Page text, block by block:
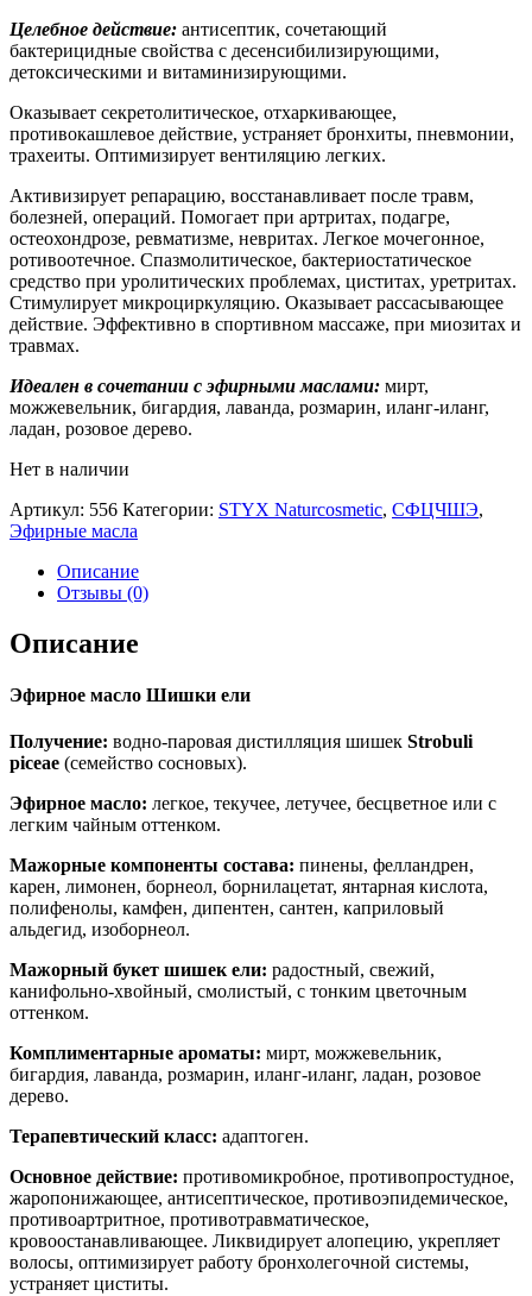
Целебное действие: антисептик, сочетающий
бактерицидные свойства с десенсибилизирующими,
детоксическими и витаминизирующими.
Оказывает секретолитическое, отхаркивающее,
противокашлевое действие, устраняет бронхиты, пневмонии,
трахеиты. Оптимизирует вентиляцию легких.
Активизирует репарацию, восстанавливает после травм,
болезней, операций. Помогает при артритах, подагре,
остеохондрозе, ревматизме, невритах. Легкое мочегонное,
ротивоотечное. Спазмолитическое, бактериостатическое
средство при уролитических проблемах, циститах, уретритах.
Стимулирует микроциркуляцию. Оказывает рассасывающее
действие. Эффективно в спортивном массаже, при миозитах и
травмах.
Идеален в сочетании с эфирными маслами: мирт,
можжевельник, бигардия, лаванда, розмарин, иланг-иланг,
ладан, розовое дерево.
Нет в наличии
Артикул: 556 Категории: STYX Naturcosmetic, СФЦЧШЭ,
Эфирные масла
Описание
Отзывы (0)
Описание
Эфирное масло Шишки ели
Получение: водно-паровая дистилляция шишек Strobuli
piceae (семейство сосновых).
Эфирное масло: легкое, текучее, летучее, бесцветное или с
легким чайным оттенком.
Мажорные компоненты состава: пинены, фелландрен,
карен, лимонен, борнеол, борнилацетат, янтарная кислота,
полифенолы, камфен, дипентен, сантен, каприловый
альдегид, изоборнеол.
Мажорный букет шишек ели: радостный, свежий,
канифольно-хвойный, смолистый, с тонким цветочным
оттенком.
Комплиментарные ароматы: мирт, можжевельник,
бигардия, лаванда, розмарин, иланг-иланг, ладан, розовое
дерево.
Терапевтический класс: адаптоген.
Основное действие: противомикробное, противопростудное,
жаропонижающее, антисептическое, противоэпидемическое,
противоартритное, противотравматическое,
кровоостанавливающее. Ликвидирует алопецию, укрепляет
волосы, оптимизирует работу бронхолегочной системы,
устраняет циститы.